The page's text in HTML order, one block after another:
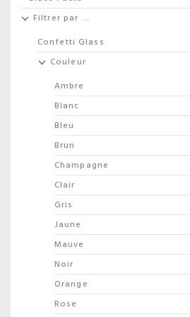
Filtrer par …
Confetti Glass
Couleur
Ambre
Blanc
Bleu
Brun
Champagne
Clair
Gris
Jaune
Mauve
Noir
Orange
Rose